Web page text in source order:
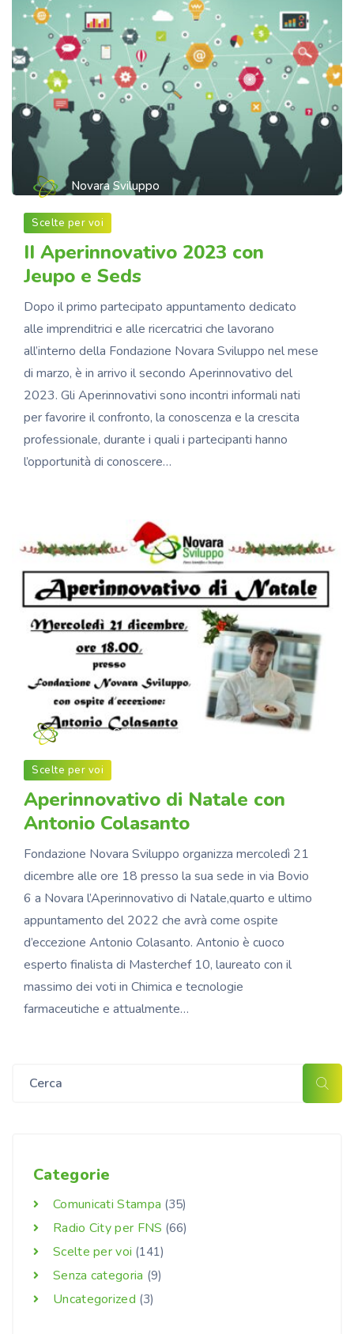
Novara Sviluppo
Scelte per voi
II Aperinnovativo 2023 con
Jeupo e Seds
Dopo il primo partecipato appuntamento dedicato
alle imprenditrici e alle ricercatrici che lavorano
all’interno della Fondazione Novara Sviluppo nel mese
di marzo, è in arrivo il secondo Aperinnovativo del
2023. Gli Aperinnovativi sono incontri informali nati
per favorire il confronto, la conoscenza e la crescita
professionale, durante i quali i partecipanti hanno
l’opportunità di conoscere…
Novara Sviluppo
Scelte per voi
Aperinnovativo di Natale con
Antonio Colasanto
Fondazione Novara Sviluppo organizza mercoledì 21
dicembre alle ore 18 presso la sua sede in via Bovio
6 a Novara l’Aperinnovativo di Natale,quarto e ultimo
appuntamento del 2022 che avrà come ospite
d’eccezione Antonio Colasanto. Antonio è cuoco
esperto finalista di Masterchef 10, laureato con il
massimo dei voti in Chimica e tecnologie
farmaceutiche e attualmente…
Categorie
Comunicati Stampa (35)
Radio City per FNS (66)
Scelte per voi (141)
Senza categoria (9)
Uncategorized (3)